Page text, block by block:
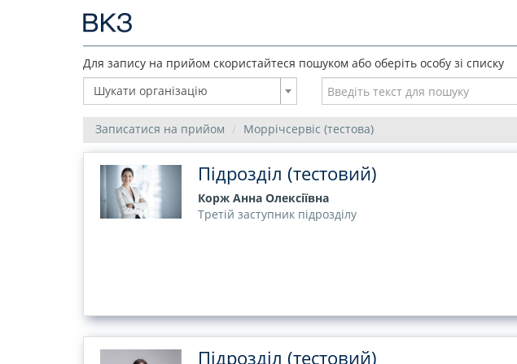
Для запису на прийом скористайтеся пошуком або оберіть особу зі списку
Шукати організацію
Записатися на прийом Моррічсервіс (тестова)
Підрозділ (тестовий)
Корж Анна Олексіївна
Третій заступник підрозділу
Підрозділ (тестовий)